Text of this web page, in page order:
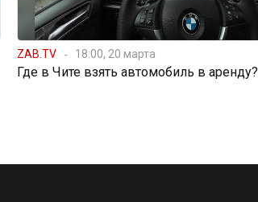
ZAB.TV 18:00, 20 марта
Где в Чите взять автомобиль в аренду?